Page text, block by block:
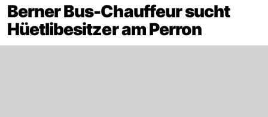
Berner Bus-Chauffeur sucht
Hüetlibesitzer am Perron